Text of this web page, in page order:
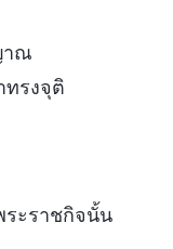
าณ
ทรงจุติ
ระราชกิจนั้น